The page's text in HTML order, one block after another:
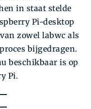
in staat stelde
Pi-desktop
zowel labwc als
bijgedragen.
beschikbaar is op
Pi.